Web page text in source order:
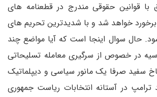
با قوانین حقوقی مندرج در قطعنامه های
خواهد شد و با شدیدترین تحریم های
حال سوال اینجا است که آیا مواضع چند
در خصوص از سرگیری معامله تسلیحاتی
سفید صرفا یک مانور سیاسی و دیپلماتیک
ترامپ در آستانه انتخابات ریاست جمهوری